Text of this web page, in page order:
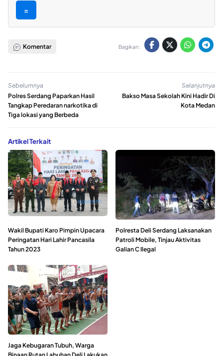
=
Komentar Bagikan:
Sebelumnya
Polres Serdang Paparkan Hasil
Tangkap Peredaran narkotika di
Tiga lokasi yang Berbeda
Selanjutnya
Bakso Masa Sekolah Kini Hadir Di
Kota Medan
Artikel Terkait
Wakil Bupati Karo Pimpin Upacara
Peringatan Hari Lahir Pancasila
Tahun 2023
Polresta Deli Serdang Laksanakan
Patroli Mobile, Tinjau Aktivitas
Galian C Ilegal
Jaga Kebugaran Tubuh, Warga